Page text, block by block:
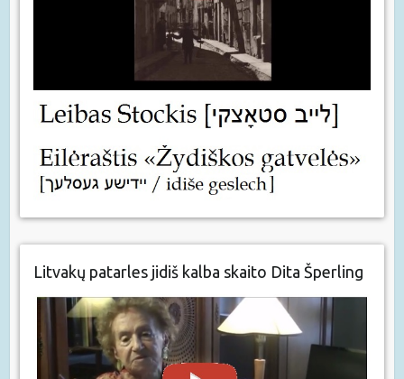
Litvakų patarles jidiš kalba skaito Dita Šperling